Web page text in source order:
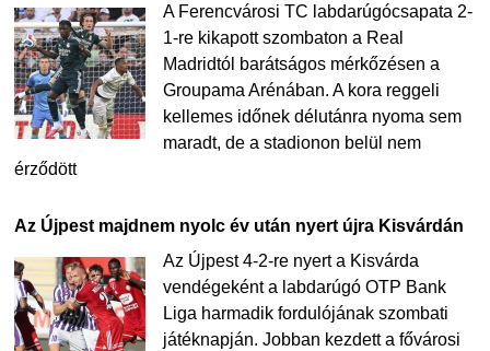
A Ferencvárosi TC labdarúgócsapata 2-
1-re kikapott szombaton a Real
Madridtól barátságos mérkőzésen a
Groupama Arénában. A kora reggeli
kellemes időnek délutánra nyoma sem
maradt, de a stadionon belül nem
érződött
Az Újpest majdnem nyolc év után nyert újra Kisvárdán
Az Újpest 4-2-re nyert a Kisvárda
vendégeként a labdarúgó OTP Bank
Liga harmadik fordulójának szombati
játéknapján. Jobban kezdett a fővárosi